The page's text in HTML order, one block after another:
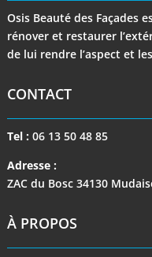
Osis Beauté des Façades
rénover et restaurer
de lui rendre l’aspect et
CONTACT
Tel : 06 13 50 48 85
Adresse :
ZAC du Bosc 34130
À PROPOS